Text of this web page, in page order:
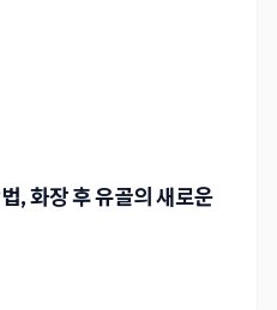
, 화장 후 유골의 새로운